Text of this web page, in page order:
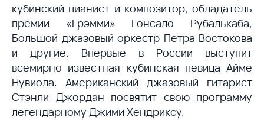
кубинский пианист и композитор, обладатель
премии «Грэмми» Гонсало Рубалькаба,
Большой джазовый оркестр Петра Востокова
и другие. Впервые в России выступит
всемирно известная кубинская певица Айме
Нувиола. Американский джазовый гитарист
Стэнли Джордан посвятит свою программу
легендарному Джими Хендриксу.